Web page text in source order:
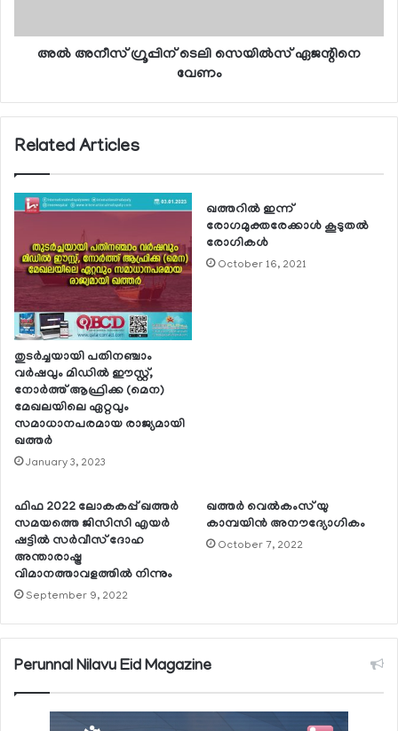
അല്‍ അനീസ് ഗ്രൂപ്പിന് ടെലി സെയില്‍സ് ഏജന്റിനെ
വേണം
Related Articles
തുടര്‍ച്ചയായി പതിനഞ്ചാം
വര്‍ഷവും മിഡില്‍ ഈസ്റ്റ്,
നോര്‍ത്ത് ആഫ്രിക്ക (മെന)
മേഖലയിലെ ഏറ്റവും
സമാധാനപരമായ രാജ്യമായി
ഖത്തര്‍
January 3, 2023
ഖത്തറില്‍ ഇന്ന്
രോഗമുക്തരേക്കാള്‍ കൂടുതല്‍
രോഗികള്‍
October 16, 2021
ഫിഫ 2022 ലോകകപ്പ് ഖത്തര്‍
സമയത്തെ ജിസിസി എയര്‍
ഷട്ടില്‍ സര്‍വീസ് ദോഹ
അന്താരാഷ്ട്ര
വിമാനത്താവളത്തില്‍ നിന്നും
September 9, 2022
ഖത്തര്‍ വെല്‍കംസ് യു
കാമ്പയിന്‍ അനൗദ്യോഗികം
October 7, 2022
Perunnal Nilavu Eid Magazine